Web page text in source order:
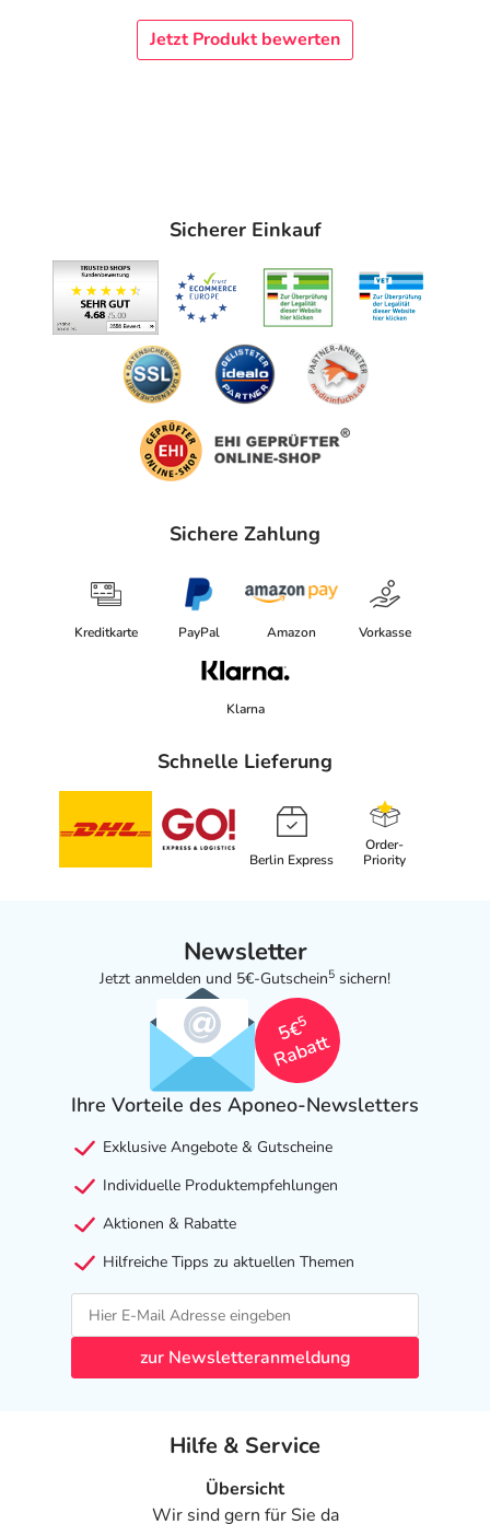
Jetzt Produkt bewerten
Sicherer Einkauf
Sichere Zahlung
Kreditkarte PayPal Amazon Vorkasse
Klarna
Schnelle Lieferung
Berlin Express
Order-
Priority
Newsletter
Jetzt anmelden und 5€-Gutschein5 sichern!
5€
5
Rabatt
Ihre Vorteile des Aponeo-Newsletters
Exklusive Angebote & Gutscheine
Individuelle Produktempfehlungen
Aktionen & Rabatte
Hilfreiche Tipps zu aktuellen Themen
zur Newsletteranmeldung
Hilfe & Service
Übersicht
Wir sind gern für Sie da